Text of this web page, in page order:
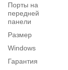
Порты на
передней
панели
Размер
Windows
Гарантия